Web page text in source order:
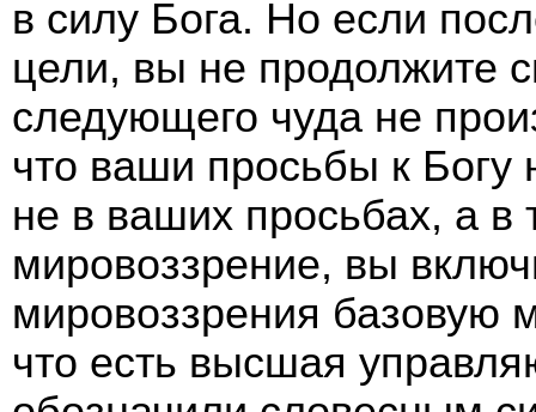
в силу Бога. Но если
цели, вы не продолжите
следующего чуда не
что ваши просьбы к Богу
не в ваших просьбах, а
мировоззрение, вы
мировоззрения базовую
что есть высшая